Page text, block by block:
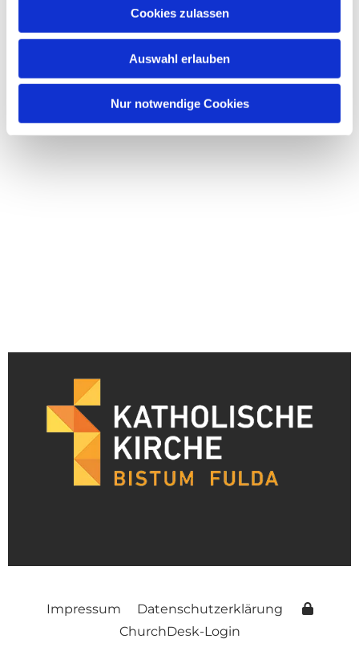
Cookies zulassen
Auswahl erlauben
Nur notwendige Cookies
Impressum
Datenschutzerklärung
ChurchDesk-Login